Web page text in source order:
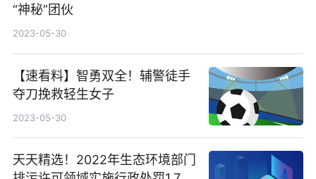
“神秘”团伙
2023-05-30
【速看料】智勇双全！辅警徒手
夺刀挽救轻生女子
2023-05-30
天天精选！2022年生态环境部门